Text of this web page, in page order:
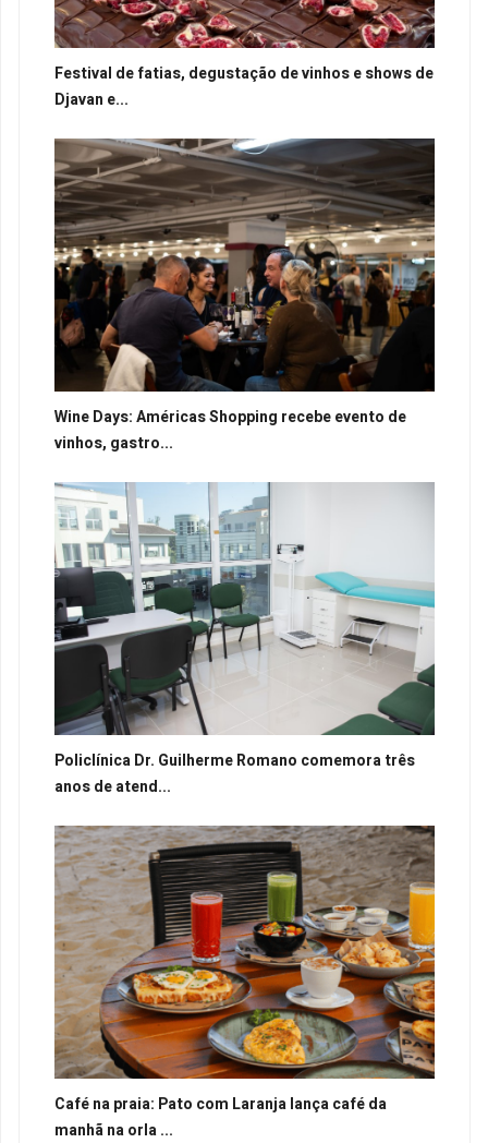
Festival de fatias, degustação de vinhos e shows de
Djavan e...
Wine Days: Américas Shopping recebe evento de
vinhos, gastro...
Policlínica Dr. Guilherme Romano comemora três
anos de atend...
Café na praia: Pato com Laranja lança café da
manhã na orla ...